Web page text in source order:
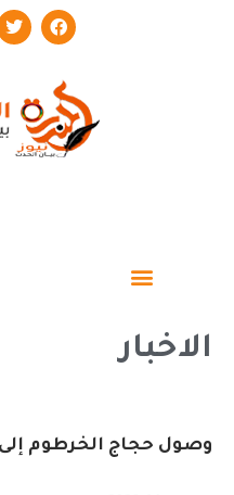
الاخبار
وصول حجاج الخرطوم